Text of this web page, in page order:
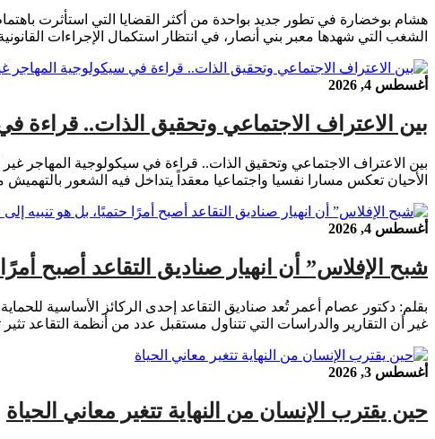
الشغب التي شهدها معبر بني أنصار، في انتظار استكمال الإجراءات
أغسطس 4, 2026
بين الاعتراف الاجتماعي وتحقيق الذات.. قراءة
بين الاعتراف الاجتماعي وتحقيق الذات.. قراءة في سيكولوجية المهاجر
الأحيان تعكس مسارا نفسيا واجتماعيا معقداً يتداخل فيه الشعور
أغسطس 4, 2026
شبح الإفلاس” أن انهيار صناديق التقاعد أصبح
بقلم: دكتور عصام أعمر تُعد صناديق التقاعد إحدى الركائز الأساسية
غير أن التقارير والدراسات التي تتناول مستقبل عدد من أنظمة التقاعد
أغسطس 3, 2026
حين يقترب الإنسان من النهاية تتغير معاني الحياة